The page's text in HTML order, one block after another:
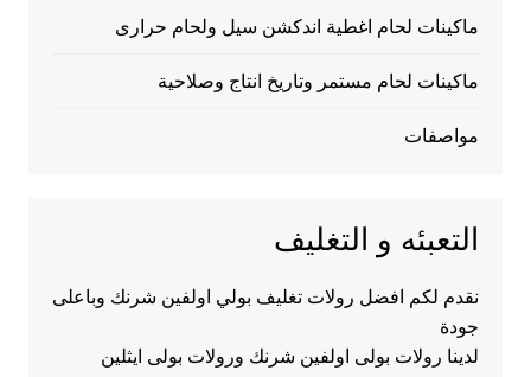
ماكينات لحام اغطية اندكشن سيل ولحام حرارى
ماكينات لحام مستمر وتاريخ انتاج وصلاحية
مواصفات
التعبئه و التغليف
نقدم لكم افضل رولات تغليف بولي اولفين شرنك وباعلى
جودة
لدينا رولات بولى اولفين شرنك ورولات بولى ايثلين